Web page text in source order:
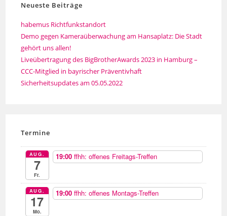
Neueste Beiträge
habemus Richtfunkstandort
Demo gegen Kameraüberwachung am Hansaplatz: Die Stadt
gehört uns allen!
Liveübertragung des BigBrotherAwards 2023 in Hamburg –
CCC-Mitglied in bayrischer Präventivhaft
Sicherheitsupdates am 05.05.2022
Termine
AUG.
7
Fr.
19:00 ffhh: offenes Freitags-Treffen
AUG.
17
Mo.
19:00 ffhh: offenes Montags-Treffen